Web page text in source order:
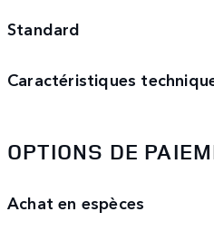
Standard
Caractéristiques
OPTIONS DE
Achat en espèces